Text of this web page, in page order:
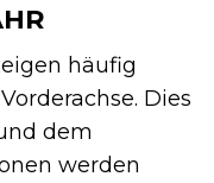
häufig
Dies
dem
werden